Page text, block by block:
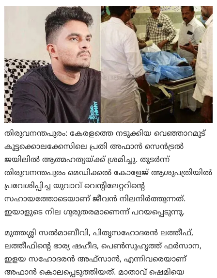
തിരുവനന്തപുരം: കേരളത്തെ നടുക്കിയ വെഞ്ഞാറമൂട്
കൂട്ടക്കൊലക്കേസിലെ പ്രതി അഫാൻ സെൻട്രൽ
ജയിലിൽ ആത്മഹത്യയ്ക്ക് ശ്രമിച്ചു. തുടര്‍ന്ന്
തിരുവനന്തപുരം മെഡിക്കൽ കോളേജ് ആശുപത്രിയിൽ
പ്രവേശിപ്പിച്ച യുവാവ് വെന്റിലേറ്ററിന്റെ
സഹായത്തോടെയാണ് ജീവന്‍ നിലനിര്‍ത്തുന്നത്.
ഇയാളുടെ നില ഗുരുതരമാണെന്ന് പറയപ്പെടുന്നു.
മുത്തശ്ശി സൽമാബീവി, പിതൃസഹോദരൻ ലത്തീഫ്,
ലത്തീഫിൻ്റെ ഭാര്യ ഷഹീദ, പെൺസുഹൃത്ത് ഫർസാന,
ഇളയ സഹോദരൻ അഫ്‌സാൻ, എന്നിവരെയാണ്
അഫാന്‍ കൊലപ്പെടുത്തിയത്. മാതാവ് ഷെമിയെ